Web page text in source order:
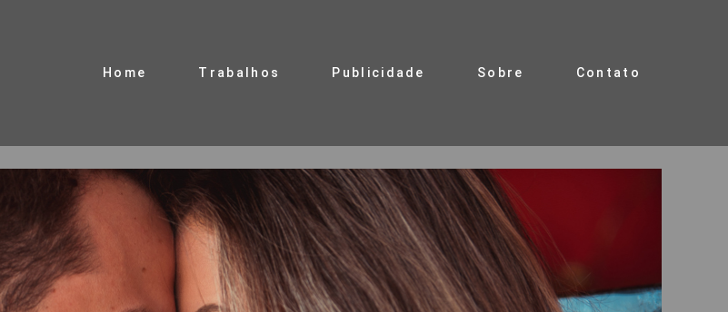
Home Trabalhos Publicidade Sobre Contato